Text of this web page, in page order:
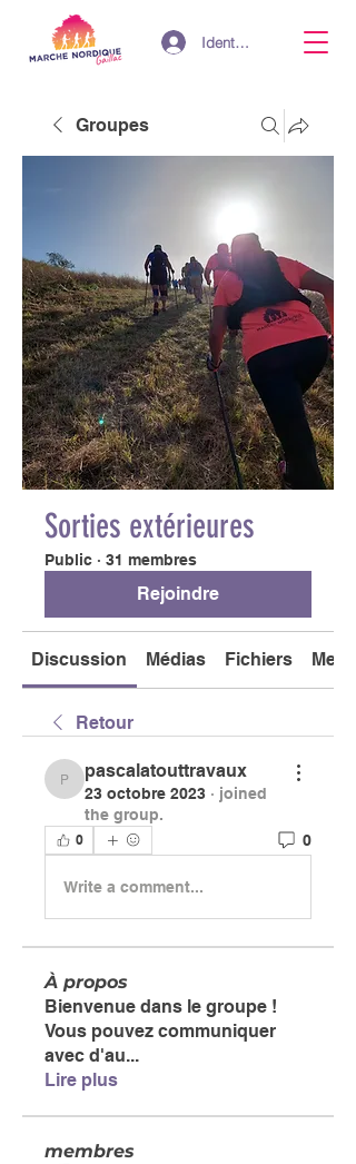
Identifiant
Groupes
Sorties extérieures
Public · 31 membres
Rejoindre
Discussion Médias Fichiers
Retour
pascalatouttravaux
pascalatouttravaux
23 octobre 2023 · joined
the group.
0 0
Write a comment...
À propos
Bienvenue dans le groupe !
Vous pouvez communiquer
avec d'au...
Lire plus
membres